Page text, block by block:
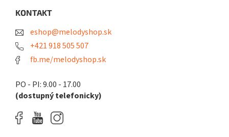
KONTAKT
eshop@melodyshop.sk
+421 918 505 507
fb.me/melodyshop.sk
PO - PI: 9.00 - 17.00
(dostupný telefonicky)